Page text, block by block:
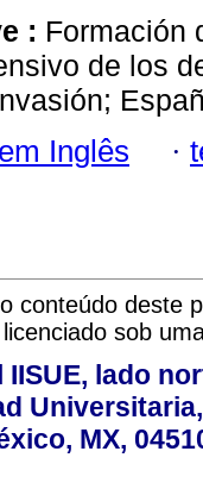
: Formación
de los
Inglês ·
conteúdo deste
licenciado sob
lado
MX,